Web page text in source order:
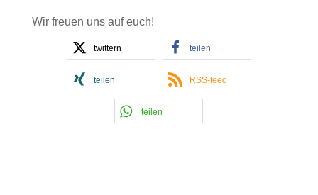
Wir freuen uns auf euch!
twittern teilen
teilen RSS-feed
teilen